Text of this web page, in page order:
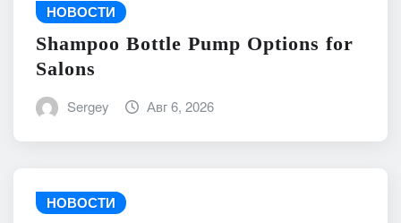
НОВОСТИ
Shampoo Bottle Pump Options for
Salons
Sergey Авг 6, 2026
НОВОСТИ